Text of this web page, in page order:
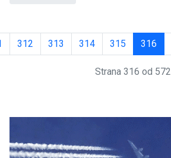
312 313 314 315 316
Strana 316 od 572